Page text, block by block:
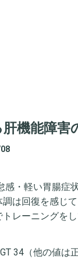
機能障害
・軽い胃腸症
は回復を感じ
レーニングを
34（他の値は